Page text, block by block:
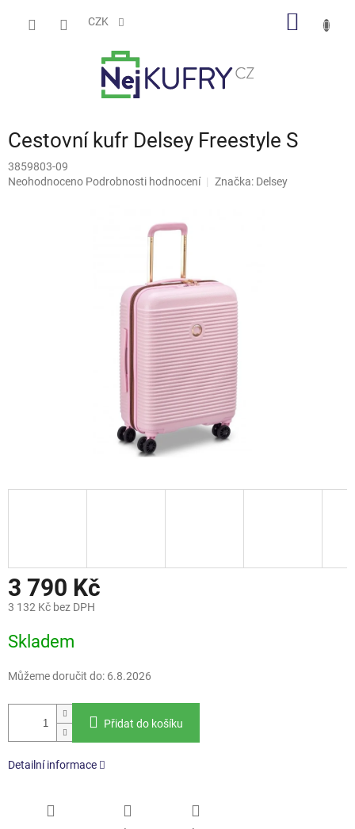
CZK
Cestovní kufr Delsey Freestyle S
3859803-09
Průměrné
Neohodnoceno Podrobnosti hodnocení Značka: Delsey
3 790 Kč
3 132 Kč bez DPH
cena:
Skladem
Můžeme doručit do: 6.8.2026
Přidat do košíku
Detailní informace